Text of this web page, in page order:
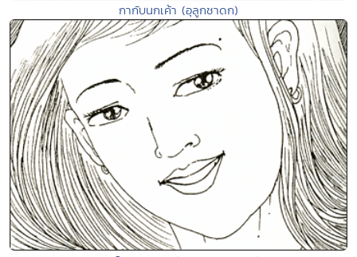
กากับนกเค้า (อุลูกชาดก)